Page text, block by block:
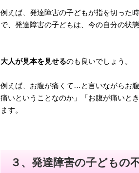
例えば、発達障害の子どもが指を切った
で、発達障害の子どもは、今の自分の状
大人が見本を見せるのも良いでしょう。
例えば、お腹が痛くて…と言いながらお
痛いということなのか」「お腹が痛いと
ます。
３、発達障害の子どもの